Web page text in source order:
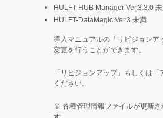
HULFT-HUB Manager Ver.3.3.0
HULFT-DataMagic Ver.3 未満
導入マニュアルの「リビジョン
変更を行うことができます。
「リビジョンアップ」もしくは
ください。
※ 各種管理情報ファイルが更新